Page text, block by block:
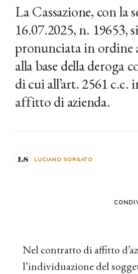
La Cassazione, con la
16.07.2025, n. 19653,
pronunciata in ordine
alla base della deroga
di cui all’art. 2561 c.c.
affitto di azienda.
LUCIANO SORGATO
Nel contratto di affitto
l’individuazione del